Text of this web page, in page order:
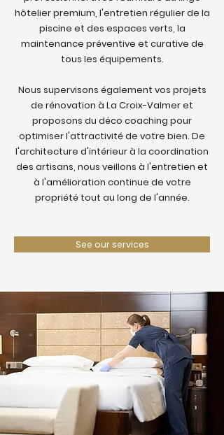
hôtelier premium, l'entretien régulier de la
piscine et des espaces verts, la
maintenance préventive et curative de
tous les équipements.
Nous supervisons également vos projets
de rénovation à La Croix-Valmer et
proposons du déco coaching pour
optimiser l'attractivité de votre bien. De
l'architecture d'intérieur à la coordination
des artisans, nous veillons à l'entretien et
à l'amélioration continue de votre
propriété tout au long de l'année.
See our services